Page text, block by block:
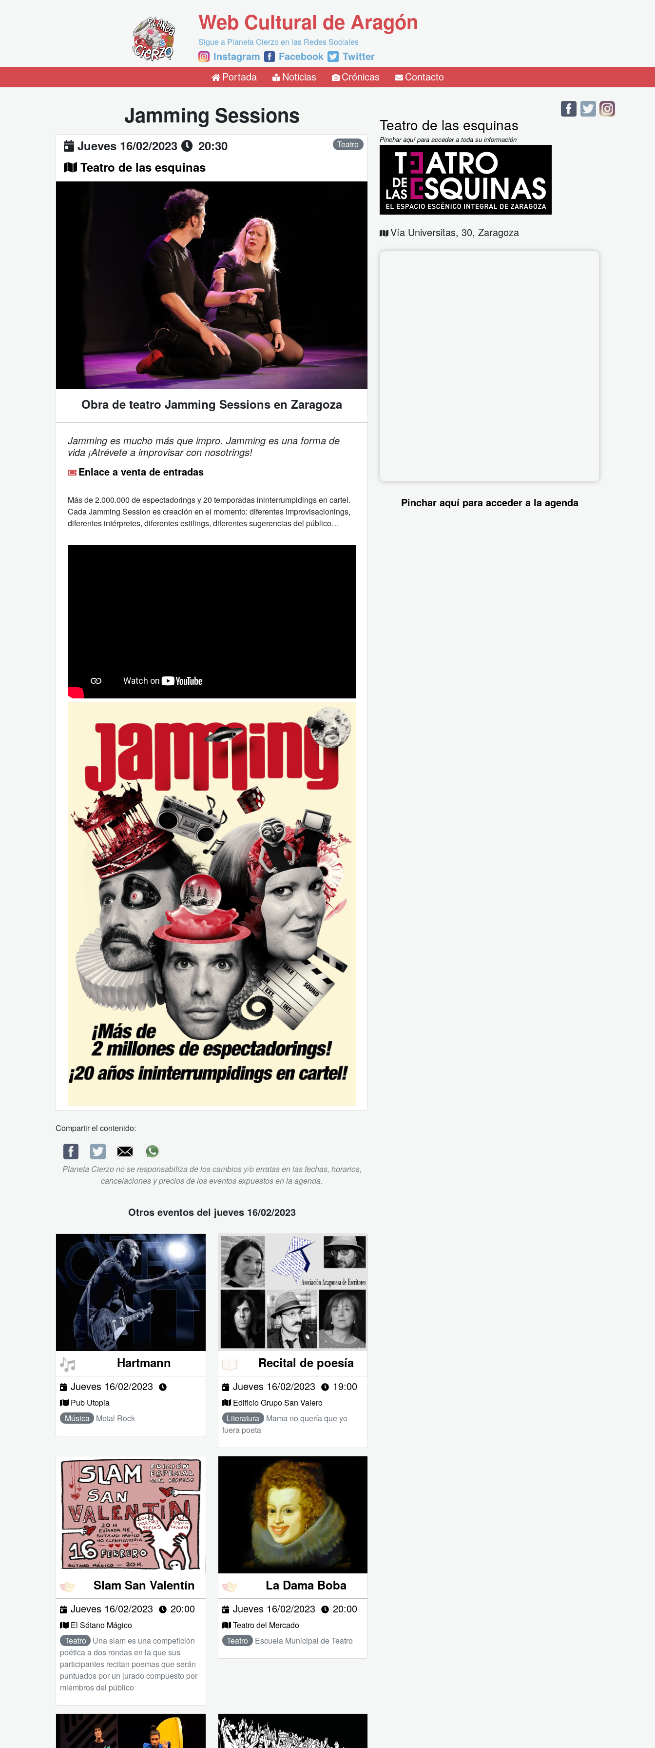
Web Cultural de Aragón
Sigue a Planeta Cierzo en las Redes Sociales
Instagram Facebook
Twitter
Portada
Noticias Crónicas Contacto
Jamming Sessions
Jueves 16/02/2023
20:30
Teatro de las esquinas
Teatro
Obra de teatro Jamming Sessions en Zaragoza
Jamming es mucho más que impro. Jamming es una forma de
vida ¡Atrévete a improvisar con nosotrings!
Enlace a venta de entradas
Más de 2.000.000 de espectadorings y 20 temporadas ininterrumpidings en cartel.
Cada Jamming Session es creación en el momento: diferentes improvisacionings,
diferentes intérpretes, diferentes estilings, diferentes sugerencias del público…
Compartir el contenido:
Planeta Cierzo no se responsabiliza de los cambios y/o erratas en las fechas, horarios,
cancelaciones y precios de los eventos expuestos en la agenda.
Otros eventos del jueves 16/02/2023
Hartmann
Jueves 16/02/2023
Pub Utopia
Música
Metal Rock
Recital de poesía
Jueves 16/02/2023 19:00
Edificio Grupo San Valero
Literatura
Mama no quería que yo
fuera poeta
Slam San Valentín
Jueves 16/02/2023 20:00
El Sótano Mágico
Teatro
Una slam es una competición
poética a dos rondas en la que sus
participantes recitan poemas que serán
puntuados por un jurado compuesto por
miembros del público
La Dama Boba
Jueves 16/02/2023 20:00
Teatro del Mercado
Teatro
Escuela Municipal de Teatro
Teatro de las esquinas
Pinchar aquí para acceder a toda su información
Vía Universitas, 30, Zaragoza
Pinchar aquí para acceder a la agenda